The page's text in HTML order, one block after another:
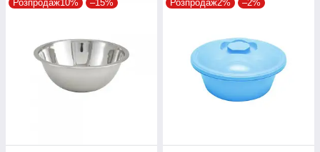
Розпродаж10% –15% Розпродаж2% –2%